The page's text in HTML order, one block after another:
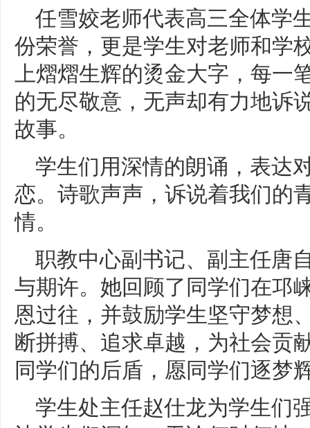
任雪姣老师代表高三全体学
份荣誉，更是学生对老师和学
上熠熠生辉的烫金大字，每一
的无尽敬意，无声却有力地诉
故事。
学生们用深情的朗诵，表达
恋。诗歌声声，诉说着我们的
情。
职教中心副书记、副主任唐
与期许。她回顾了同学们在邛
恩过往，并鼓励学生坚守梦想
断拼搏、追求卓越，为社会贡
同学们的后盾，愿同学们逐梦
学生处主任赵仕龙为学生们